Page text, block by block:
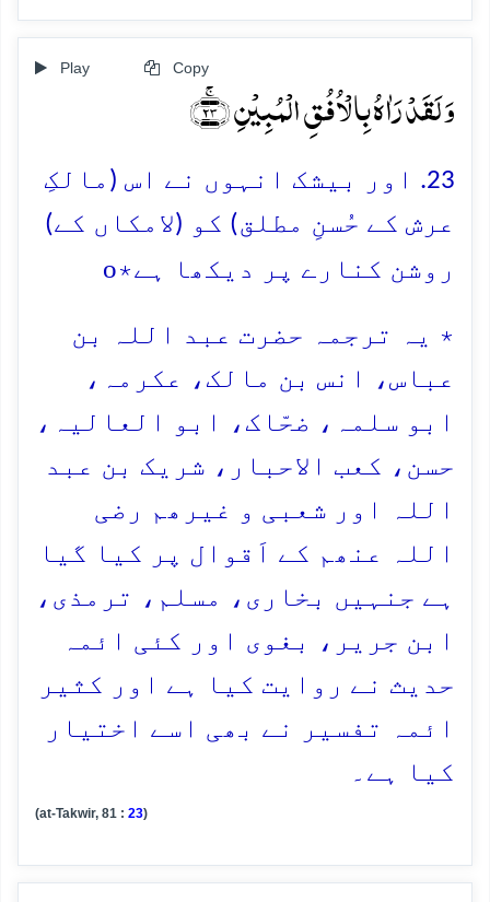
Play Copy
وَ لَقَدۡ رَاٰہُ بِالۡاُفُقِ الۡمُبِیۡنِ ﴿ۚ۲۳﴾
23. اور بیشک انہوں نے اس (مالکِ
عرش کے حُسنِ مطلق) کو (لامکاں کے)
روشن کنارے پر دیکھا ہے٭o
٭ یہ ترجمہ حضرت عبد اللہ بن
عباس، انس بن مالک، عکرمہ،
ابو سلمہ، ضحّاک، ابو العالیہ،
حسن، کعب الاحبار، شریک بن عبد
اللہ اور شعبی و غیرھم رضی
اللہ عنھم کے اَقوال پر کیا گیا
ہے جنہیں بخاری، مسلم، ترمذی،
ابن جریر، بغوی اور کئی ائمہ
حدیث نے روایت کیا ہے اور کثیر
ائمہ تفسیر نے بھی اسے اختیار
کیا ہے۔
(at-Takwir, 81 : 23)